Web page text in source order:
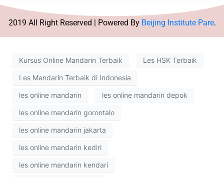
2019 All Right Reserved | Powered By Beijing Institute Pare.
Kursus Online Mandarin Terbaik Les HSK Terbaik
Les Mandarin Terbaik di Indonesia
les online mandarin les online mandarin depok
les online mandarin gorontalo
les online mandarin jakarta
les online mandarin kediri
les online mandarin kendari